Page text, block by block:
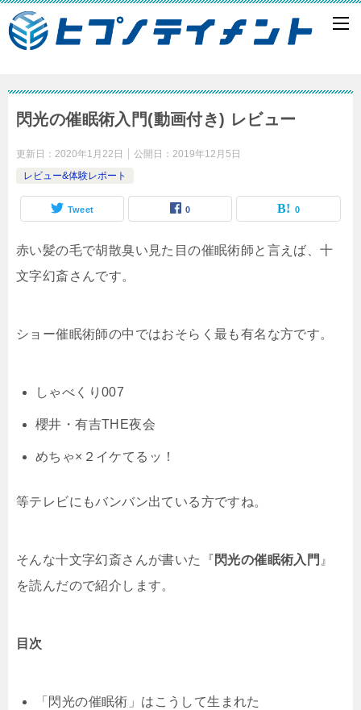
閃光の催眠術入門(動画付き) レビュー
更新日： 2020年1月22日 公開日： 2019年12月5日
レビュー&体験レポート
Tweet 0 0
赤い髪の毛で胡散臭い見た目の催眠術師と言えば、十
文字幻斎さんです。
ショー催眠術師の中ではおそらく最も有名な方です。
しゃべくり007
櫻井・有吉THE夜会
めちゃ×２イケてるッ！
等テレビにもバンバン出ている方ですね。
そんな十文字幻斎さんが書いた『閃光の催眠術入門 』
を読んだので紹介します。
目次
「閃光の催眠術」はこうして生まれた